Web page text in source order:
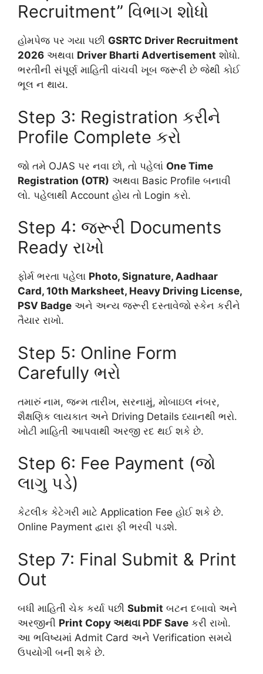
Recruitment” વિભાગ શોધો
હોમપેજ પર ગયા પછી GSRTC Driver Recruitment
2026 અથવા Driver Bharti Advertisement શોધો.
ભરતીની સંપૂર્ણ માહિતી વાંચવી ખૂબ જરૂરી છે જેથી કોઈ
ભૂલ ન થાય.
Step 3: Registration કરીને
Profile Complete કરો
જો તમે OJAS પર નવા છો, તો પહેલાં One Time
Registration (OTR) અથવા Basic Profile બનાવી
લો. પહેલાથી Account હોય તો Login કરો.
Step 4: જરૂરી Documents
Ready રાખો
ફોર્મ ભરતા પહેલા Photo, Signature, Aadhaar
Card, 10th Marksheet, Heavy Driving License,
PSV Badge અને અન્ય જરૂરી દસ્તાવેજો સ્કેન કરીને
તૈયાર રાખો.
Step 5: Online Form
Carefully ભરો
તમારું નામ, જન્મ તારીખ, સરનામું, મોબાઇલ નંબર,
શૈક્ષણિક લાયકાત અને Driving Details ધ્યાનથી ભરો.
ખોટી માહિતી આપવાથી અરજી રદ થઈ શકે છે.
Step 6: Fee Payment (જો
લાગુ પડે)
કેટલીક કેટેગરી માટે Application Fee હોઈ શકે છે.
Online Payment દ્વારા ફી ભરવી પડશે.
Step 7: Final Submit & Print
Out
બધી માહિતી ચેક કર્યા પછી Submit બટન દબાવો અને
અરજીની Print Copy અથવા PDF Save કરી રાખો.
આ ભવિષ્યમાં Admit Card અને Verification સમયે
ઉપયોગી બની શકે છે.